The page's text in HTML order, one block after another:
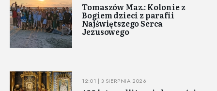
Tomaszów Maz.: Kolonie z
Bogiem dzieci z parafii
Najświętszego Serca
Jezusowego
12:01 | 3 SIERPNIA 2026